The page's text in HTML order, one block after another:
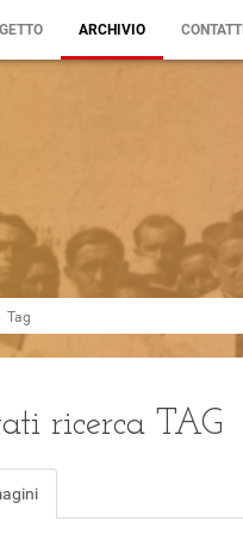
ARCHIVIO CONTATTI
Tag
ricerca TAG